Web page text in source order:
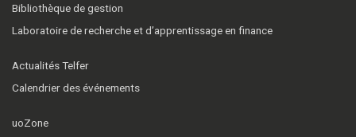
Bibliothèque de gestion
Laboratoire de recherche et d’apprentissage en finance
Actualités Telfer
Calendrier des événements
uoZone